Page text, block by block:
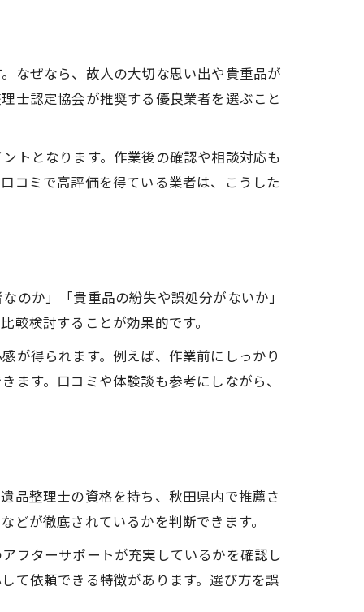
なぜなら、故人の大切な思い出や貴重品が
士認定協会が推奨する優良業者を選ぶこと
トとなります。作業後の確認や相談対応も
コミで高評価を得ている業者は、こうした
のか」「貴重品の紛失や誤処分がないか」
検討することが効果的です。
が得られます。例えば、作業前にしっかり
ます。口コミや体験談も参考にしながら、
品整理士の資格を持ち、秋田県内で推薦さ
が徹底されているかを判断できます。
フターサポートが充実しているかを確認し
て依頼できる特徴があります。選び方を誤